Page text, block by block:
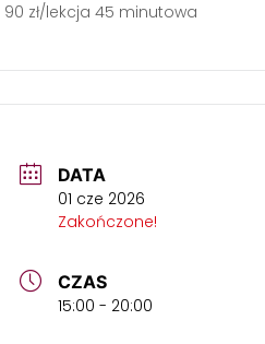
DATA
01 cze 2026
Zakończone!
CZAS
15:00 - 20:00
90 zł/lekcja 45 minutowa